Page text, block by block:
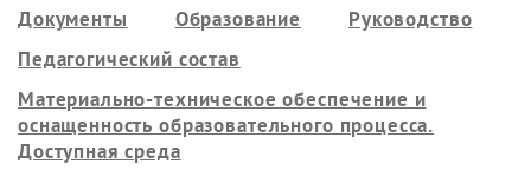
Документы
Образование
Руководство
Педагогический состав
Материально-техническое обеспечение и
оснащенность образовательного процесса.
Доступная среда